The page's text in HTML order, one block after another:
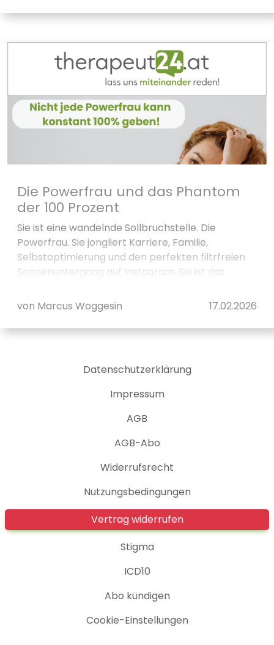
Die Powerfrau und das Phantom
der 100 Prozent
Sie ist eine wandelnde Sollbruchstelle. Die
Powerfrau. Sie jongliert Karriere, Familie,
Selbstoptimierung und den perfekten filtrfreien
Sonnenuntergang auf Instagram. Sie ist das
von Marcus Woggesin
17.02.2026
Datenschutzerklärung
Impressum
AGB
AGB-Abo
Widerrufsrecht
Nutzungsbedingungen
Vertrag widerrufen
Stigma
ICD10
Abo kündigen
Cookie-Einstellungen